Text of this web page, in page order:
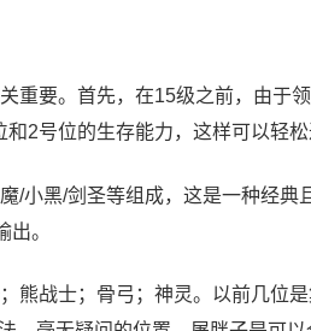
重要。首先，在15级之前，由于
2号位的生存能力，这样可以轻松
小黑/剑圣等组成，这是一种经典
。
熊战士；骨弓；神灵。以前几位